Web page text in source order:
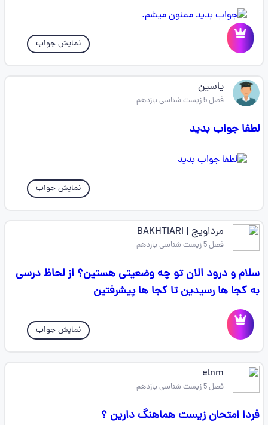
نمایش جواب
یاسین
فصل 5 زیست شناسی یازدهم
لطفا جواب بدید
نمایش جواب
مرداویج | BAKHTIARI
فصل 5 زیست شناسی یازدهم
سلام و درود الان تو چه وضعیتی هستین؟ از لحاظ درسی
به کجا ها رسیدین تا کجا ها پیشرفتین
نمایش جواب
elnm
فصل 5 زیست شناسی یازدهم
فردا امتحان زیست هماهنگ دارین ؟